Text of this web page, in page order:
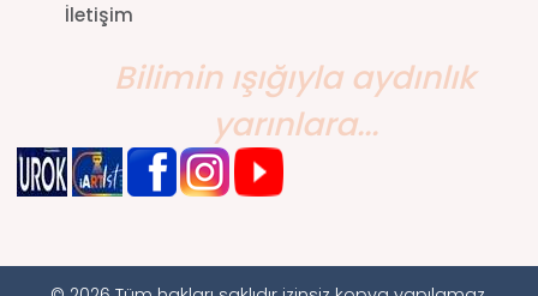
İletişim
Bilimin ışığıyla aydınlık
yarınlara...